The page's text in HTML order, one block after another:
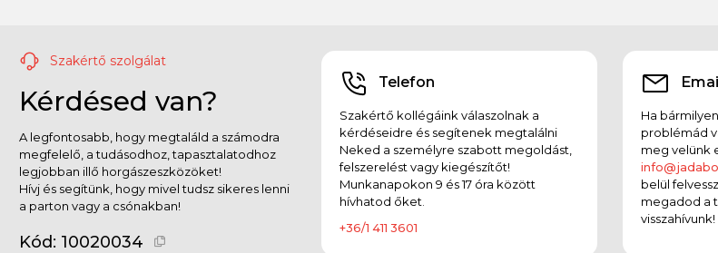
Szakértő szolgálat
Kérdésed van?
A legfontosabb, hogy megtaláld a számodra
megfelelő, a tudásodhoz, tapasztalatodhoz
legjobban illő horgászeszközöket!
Hívj és segítünk, hogy mivel tudsz sikeres lenni
a parton vagy a csónakban!
Kód: 10020034
Telefon
Szakértő kollégáink válaszolnak a
kérdéseidre és segítenek megtalálni
Neked a személyre szabott megoldást,
felszerelést vagy kiegészítőt!
Munkanapokon 9 és 17 óra között
hívhatod őket.
+36/1 411 3601
Ha
problémád
meg velünk
belül
megadod a
visszahívunk!